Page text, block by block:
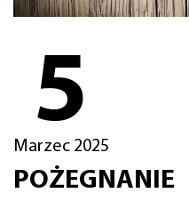
5
Marzec 2025
POŻEGNANIE